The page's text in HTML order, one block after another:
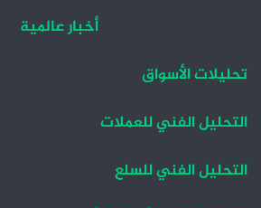
أخبار عالمية
تحليلات الأسواق
التحليل الفني للعملات
التحليل الفني للسلع